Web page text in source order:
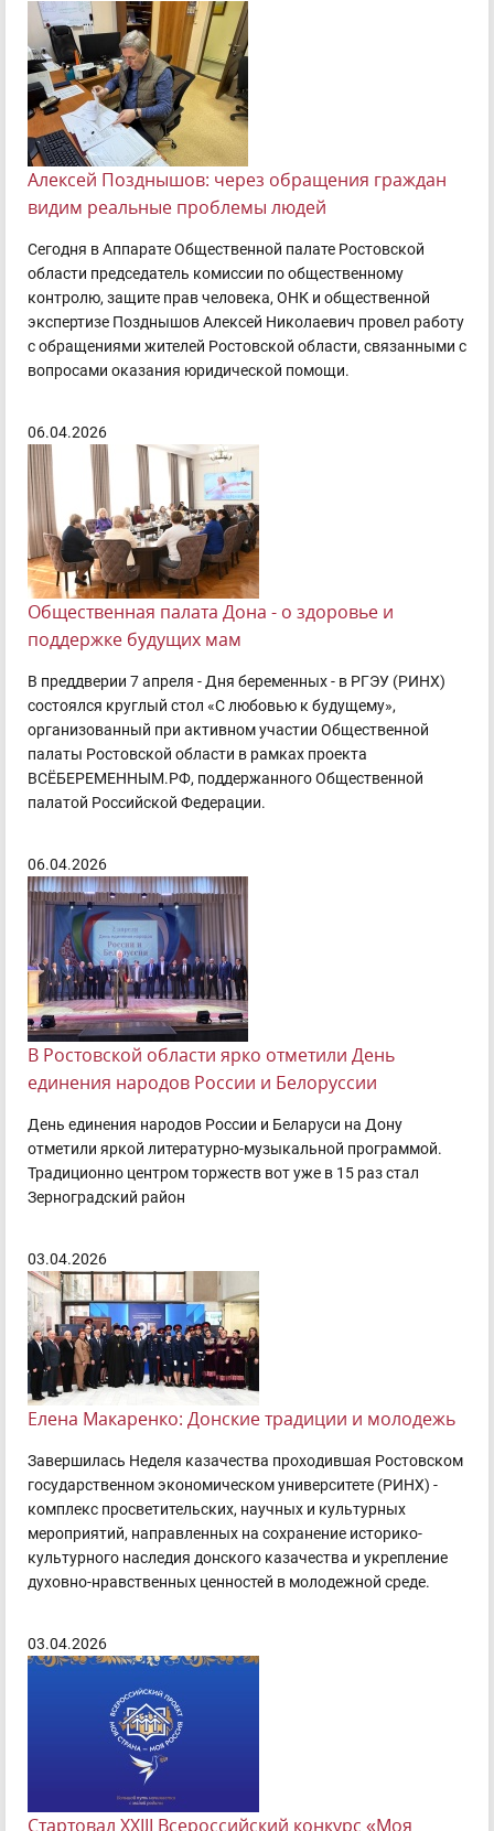
Алексей Позднышов: через обращения граждан
видим реальные проблемы людей
Сегодня в Аппарате Общественной палате Ростовской
области председатель комиссии по общественному
контролю, защите прав человека, ОНК и общественной
экспертизе Позднышов Алексей Николаевич провел работу
с обращениями жителей Ростовской области, связанными с
вопросами оказания юридической помощи.
06.04.2026
Общественная палата Дона - о здоровье и
поддержке будущих мам
В преддверии 7 апреля - Дня беременных - в РГЭУ (РИНХ)
состоялся круглый стол «С любовью к будущему»,
организованный при активном участии Общественной
палаты Ростовской области в рамках проекта
ВСЁБЕРЕМЕННЫМ.РФ, поддержанного Общественной
палатой Российской Федерации.
06.04.2026
В Ростовской области ярко отметили День
единения народов России и Белоруссии
День единения народов России и Беларуси на Дону
отметили яркой литературно-музыкальной программой.
Традиционно центром торжеств вот уже в 15 раз стал
Зерноградский район
03.04.2026
Елена Макаренко: Донские традиции и молодежь
Завершилась Неделя казачества проходившая Ростовском
государственном экономическом университете (РИНХ) -
комплекс просветительских, научных и культурных
мероприятий, направленных на сохранение историко-
культурного наследия донского казачества и укрепление
духовно-нравственных ценностей в молодежной среде.
03.04.2026
Стартовал XXIII Всероссийский конкурс «Моя